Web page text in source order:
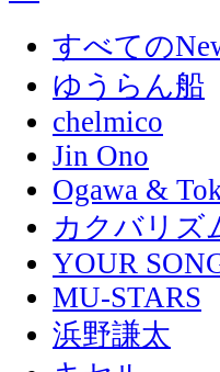
すべての
ゆうらん船
chelmico
Jin Ono
Ogawa &
カクバリズ
YOUR
MU-STARS
浜野謙太